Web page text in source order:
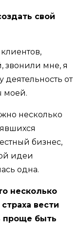
свой
звонили мне, я
деятельность от
моей.
несколько
бизнес,
идеи
одна.
несколько
вести
проще быть